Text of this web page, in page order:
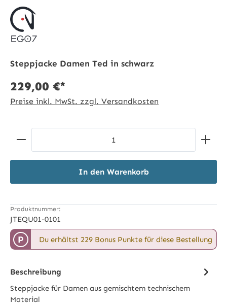
Steppjacke Damen Ted in schwarz
229,00 €*
Preise inkl. MwSt. zzgl. Versandkosten
Produkt Anzahl: Gib den gewünschten Wert ein
In den Warenkorb
Produktnummer:
JTEQU01-0101
P Du erhältst 229 Bonus Punkte für diese Bestellung
Beschreibung
Steppjacke für Damen aus gemischtem technischem
Material